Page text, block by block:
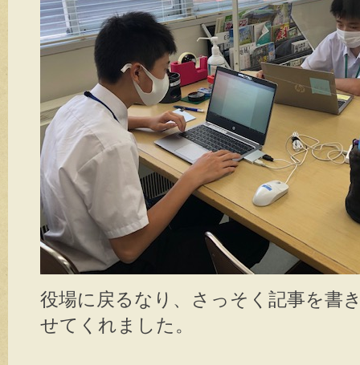
役場に戻るなり、さっそく記事を書
せてくれました。